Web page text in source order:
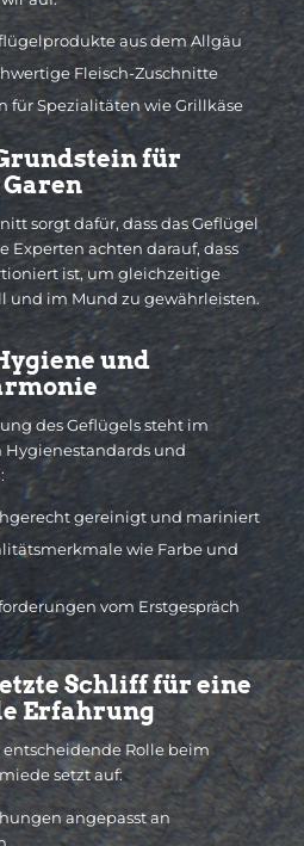
aus dem Allgäu
Fleisch-Zuschnitte
für Spezialitäten wie Grillkäse
für
sorgt dafür, dass das Geflügel
Experten achten darauf, dass
ist, um gleichzeitige
und im Mund zu gewährleisten.
und
des Geflügels steht im
und
gereinigt und mariniert
wie Farbe und
vom Erstgespräch
Schliff für eine
Erfahrung
Rolle beim
setzt auf:
angepasst an